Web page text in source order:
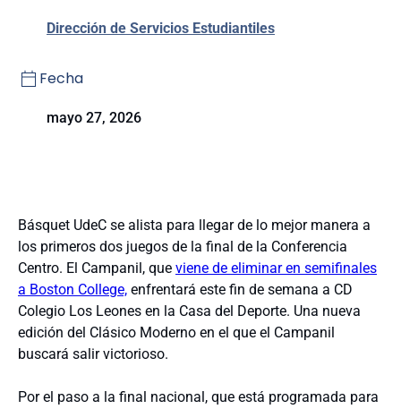
Dirección de Servicios Estudiantiles
Fecha
mayo 27, 2026
Básquet UdeC se alista para llegar de lo mejor manera a
los primeros dos juegos de la final de la Conferencia
Centro. El Campanil, que viene de eliminar en semifinales
a Boston College, enfrentará este fin de semana a CD
Colegio Los Leones en la Casa del Deporte. Una nueva
edición del Clásico Moderno en el que el Campanil
buscará salir victorioso.
Por el paso a la final nacional, que está programada para